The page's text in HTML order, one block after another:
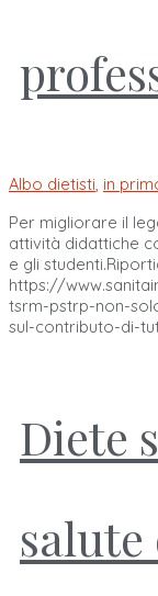
Albo dietisti, in
Per migliorare il
attività didattiche
e gli
https://
tsrm-pstrp-non-
sul-contributo-di-
Diete